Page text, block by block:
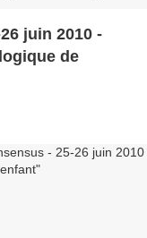
juin 2010 -
de